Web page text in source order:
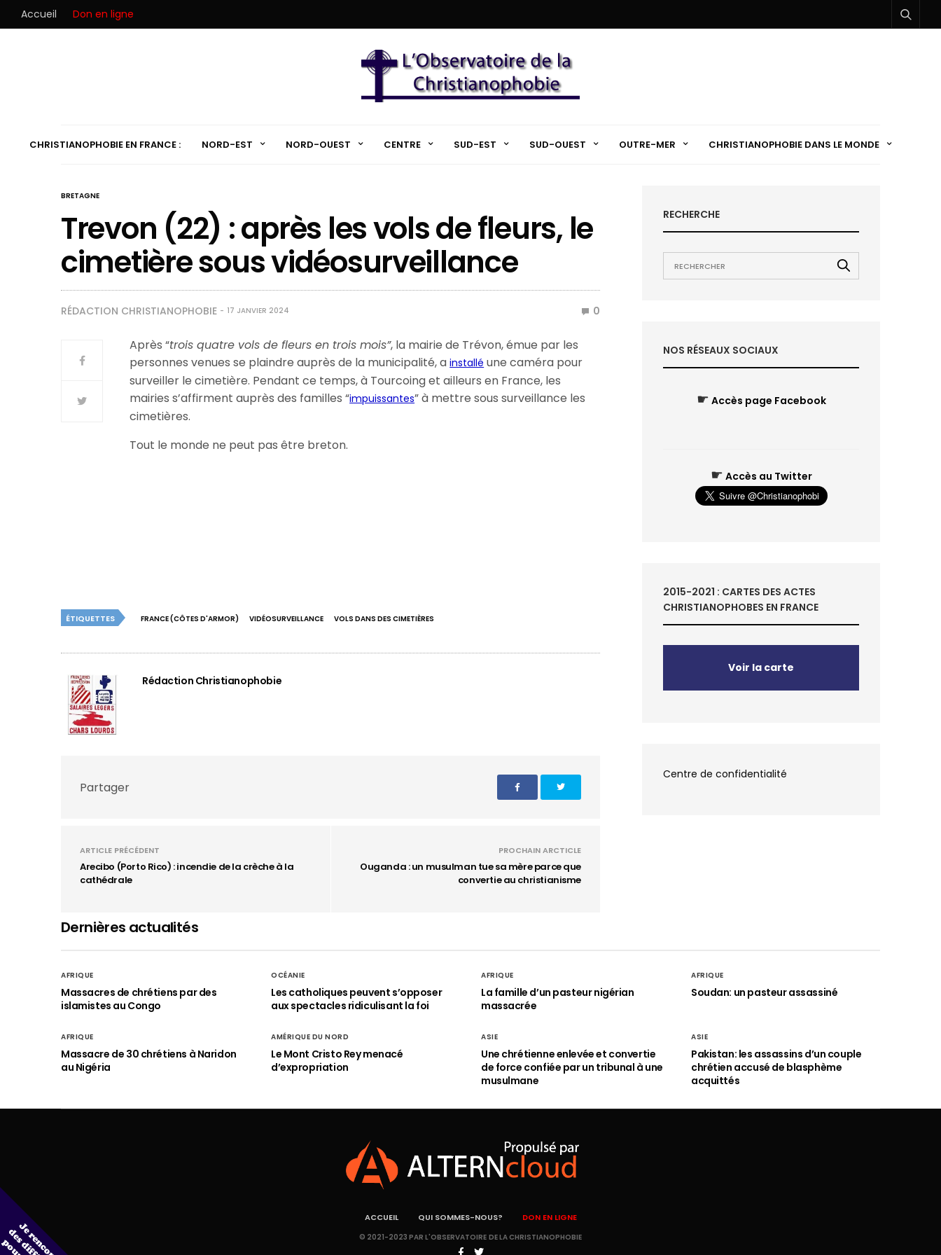
Accueil Don en ligne
CHRISTIANOPHOBIE EN FRANCE : NORD-EST NORD-OUEST CENTRE SUD-EST SUD-OUEST OUTRE-MER CHRISTIANOPHOBIE DANS LE MONDE
BRETAGNE
Trevon (22) : après les vols de fleurs, le
cimetière sous vidéosurveillance
RÉDACTION CHRISTIANOPHOBIE 17 JANVIER 2024 0
Après “trois quatre vols de fleurs en trois mois”, la mairie de Trévon, émue par les
personnes venues se plaindre auprès de la municipalité, ainstallé une caméra pour
surveiller le cimetière. Pendant ce temps, à Tourcoing et ailleurs en France, les
mairies s’affirment auprès des familles “impuissantes” à mettre sous surveillance les
cimetières.
Tout le monde ne peut pas être breton.
ÉTIQUETTES FRANCE (CÔTES D'ARMOR) VIDÉOSURVEILLANCE VOLS DANS DES CIMETIÈRES
Rédaction Christianophobie
Partager
ARTICLE PRÉCÉDENT
Arecibo (Porto Rico) : incendie de la crèche à la
cathédrale
PROCHAIN ARCTICLE
Ouganda : un musulman tue sa mère parce que
convertie au christianisme
RECHERCHE
NOS RÉSEAUX SOCIAUX
☛ Accès page Facebook
☛ Accès au Twitter
2015-2021 : CARTES DES ACTES
CHRISTIANOPHOBES EN FRANCE
Voir la carte
Centre de confidentialité
Dernières actualités
AFRIQUE
Massacres de chrétiens par des
islamistes au Congo
OCÉANIE
Les catholiques peuvent s’opposer
aux spectacles ridiculisant la foi
AFRIQUE
La famille d’un pasteur nigérian
massacrée
AFRIQUE
Soudan: un pasteur assassiné
AFRIQUE
Massacre de 30 chrétiens à Naridon
au Nigéria
AMÉRIQUE DU NORD
Le Mont Cristo Rey menacé
d’expropriation
ASIE
Une chrétienne enlevée et convertie
de force confiée par un tribunal à une
musulmane
ASIE
Pakistan: les assassins d’un couple
chrétien accusé de blasphème
acquittés
ACCUEIL QUI SOMMES-NOUS? DON EN LIGNE
© 2021-2023 PAR L'OBSERVATOIRE DE LA CHRISTIANOPHOBIE